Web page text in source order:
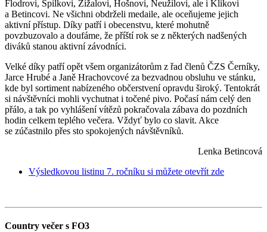
Flodrovi, Spilkovi, Žížalovi, Hošnovi, Neužilovi, ale i Klikovi
a Betincovi. Ne všichni obdrželi medaile, ale oceňujeme jejich
aktivní přístup. Díky patří i obecenstvu, které mohutně
povzbuzovalo a doufáme, že příští rok se z některých nadšených
diváků stanou aktivní závodníci.
Velké díky patří opět všem organizátorům z řad členů ČZS Černíky,
Jarce Hrubé a Janě Hrachovcové za bezvadnou obsluhu ve stánku,
kde byl sortiment nabízeného občerstvení opravdu široký. Tentokrát
si návštěvníci mohli vychutnat i točené pivo. Počasí nám celý den
přálo, a tak po vyhlášení vítězů pokračovala zábava do pozdních
hodin celkem teplého večera. Vždyť bylo co slavit. Akce
se zúčastnilo přes sto spokojených návštěvníků.
Lenka Betincová
Výsledkovou listinu 7. ročníku si můžete otevřít zde
Country večer s FO3